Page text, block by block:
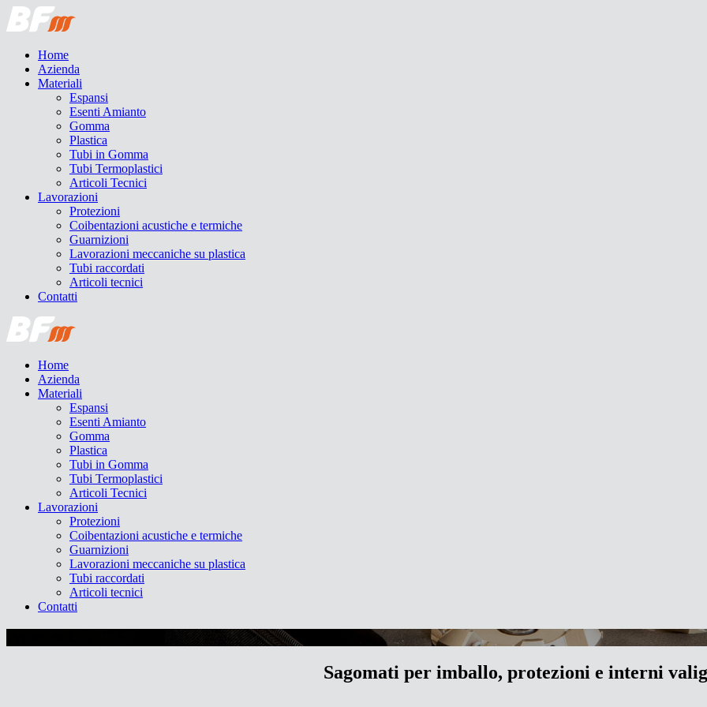
Home
Azienda
Materiali
Espansi
Esenti Amianto
Gomma
Plastica
Tubi in Gomma
Tubi Termoplastici
Articoli Tecnici
Lavorazioni
Protezioni
Coibentazioni acustiche e termiche
Guarnizioni
Lavorazioni meccaniche su plastica
Tubi raccordati
Articoli tecnici
Contatti
Home
Azienda
Materiali
Espansi
Esenti Amianto
Gomma
Plastica
Tubi in Gomma
Tubi Termoplastici
Articoli Tecnici
Lavorazioni
Protezioni
Coibentazioni acustiche e termiche
Guarnizioni
Lavorazioni meccaniche su plastica
Tubi raccordati
Articoli tecnici
Contatti
Sagomati per imballo, protezioni e interni